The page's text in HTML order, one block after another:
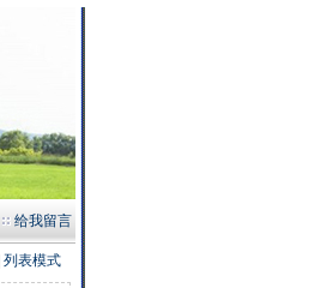
给我留言
列表模式